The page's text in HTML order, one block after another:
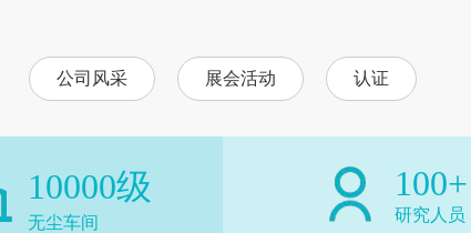
公司风采 展会活动 认证
10000级
无尘车间
100+
研究人员